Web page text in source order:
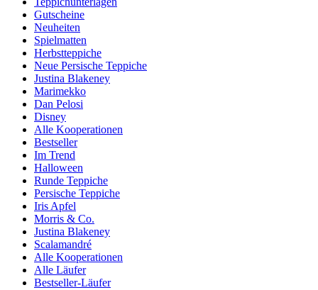
Gutscheine
Neuheiten
Spielmatten
Herbstteppiche
Neue Persische Teppiche
Justina Blakeney
Marimekko
Dan Pelosi
Disney
Alle Kooperationen
Bestseller
Im Trend
Halloween
Runde Teppiche
Persische Teppiche
Iris Apfel
Morris & Co.
Justina Blakeney
Scalamandré
Alle Kooperationen
Alle Läufer
Bestseller-Läufer